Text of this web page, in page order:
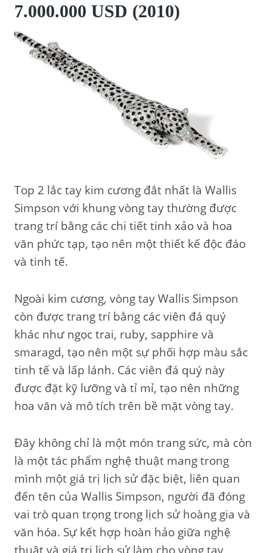
7.000.000 USD (2010)
Top 2 lắc tay kim cương đắt nhất là Wallis
Simpson với khung vòng tay thường được
trang trí bằng các chi tiết tinh xảo và hoa
văn phức tạp, tạo nên một thiết kế độc đáo
và tinh tế.
Ngoài kim cương, vòng tay Wallis Simpson
còn được trang trí bằng các viên đá quý
khác như ngọc trai, ruby, sapphire và
smaragd, tạo nên một sự phối hợp màu sắc
tinh tế và lấp lánh. Các viên đá quý này
được đặt kỹ lưỡng và tỉ mỉ, tạo nên những
hoa văn và mô tích trên bề mặt vòng tay.
Đây không chỉ là một món trang sức, mà còn
là một tác phẩm nghệ thuật mang trong
mình một giá trị lịch sử đặc biệt, liên quan
đến tên của Wallis Simpson, người đã đóng
vai trò quan trọng trong lịch sử hoàng gia và
văn hóa. Sự kết hợp hoàn hảo giữa nghệ